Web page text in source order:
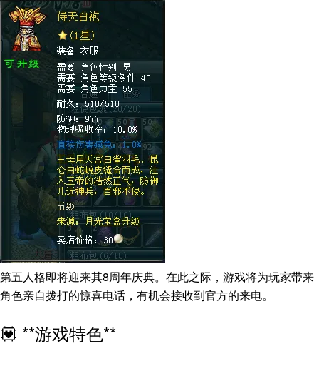
第五人格即将迎来其8周年庆典。在此之际，游戏将为玩家带来
角色亲自拨打的惊喜电话，有机会接收到官方的来电。
💟 **游戏特色**